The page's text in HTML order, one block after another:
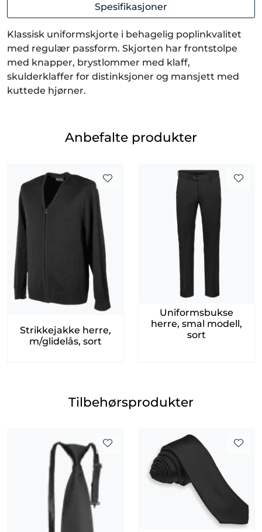
Spesifikasjoner
Klassisk uniformskjorte i behagelig poplinkvalitet
med regulær passform. Skjorten har frontstolpe
med knapper, brystlommer med klaff,
skulderklaffer for distinksjoner og mansjett med
kuttede hjørner.
Anbefalte produkter
Strikkejakke herre,
m/glidelås, sort
Uniformsbukse
herre, smal modell,
sort
Tilbehørsprodukter